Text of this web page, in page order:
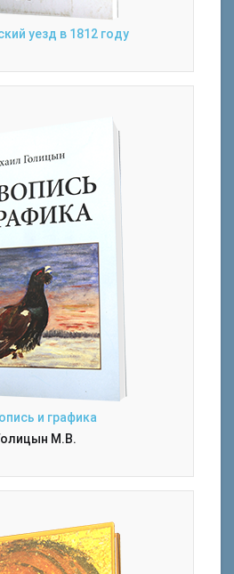
уезд в 1812 году
и графика
М.В.